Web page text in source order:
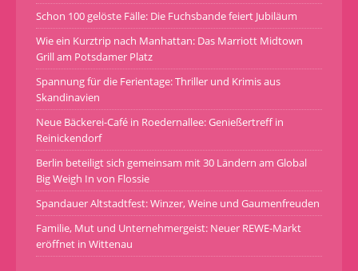
Schon 100 gelöste Fälle: Die Fuchsbande feiert Jubiläum
Wie ein Kurztrip nach Manhattan: Das Marriott Midtown
Grill am Potsdamer Platz
Spannung für die Ferientage: Thriller und Krimis aus
Skandinavien
Neue Bäckerei-Café in Roedernallee: Genießertreff in
Reinickendorf
Berlin beteiligt sich gemeinsam mit 30 Ländern am Global
Big Weigh In von Flossie
Spandauer Altstadtfest: Winzer, Weine und Gaumenfreuden
Familie, Mut und Unternehmergeist: Neuer REWE-Markt
eröffnet in Wittenau